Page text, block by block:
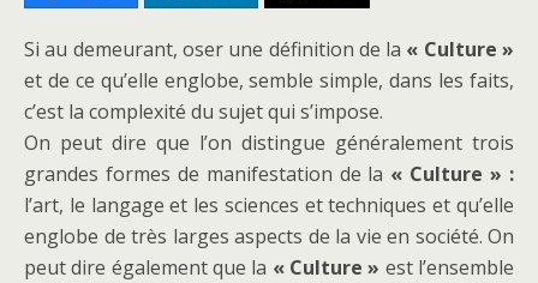
Si au demeurant, oser une définition de la « Culture »
et de ce qu’elle englobe, semble simple, dans les faits,
c’est la complexité du sujet qui s’impose.
On peut dire que l’on distingue généralement trois
grandes formes de manifestation de la « Culture » :
l’art, le langage et les sciences et techniques et qu’elle
englobe de très larges aspects de la vie en société. On
peut dire également que la « Culture » est l’ensemble